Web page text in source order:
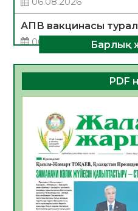
АПВ вакцинасы
06.08.2026
Open Air: Қызылорда
департаменті 20
көрерменнің
ҚЫЗЫЛОРДАДА
ЖАРҚЫН БОЛАШАҚ»
МӘЖІЛІС ӨТТІ
05.08.2026
Қазақстан Орталық
қолайлы ел атанды
Барлық
PDF